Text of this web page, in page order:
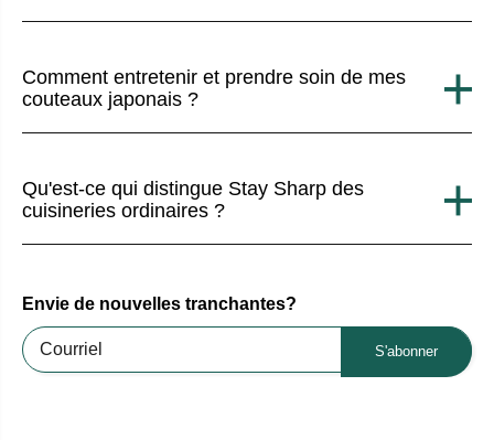
Comment entretenir et prendre soin de mes
couteaux japonais ?
Qu'est-ce qui distingue Stay Sharp des
cuisineries ordinaires ?
Envie de nouvelles tranchantes?
S'abonner